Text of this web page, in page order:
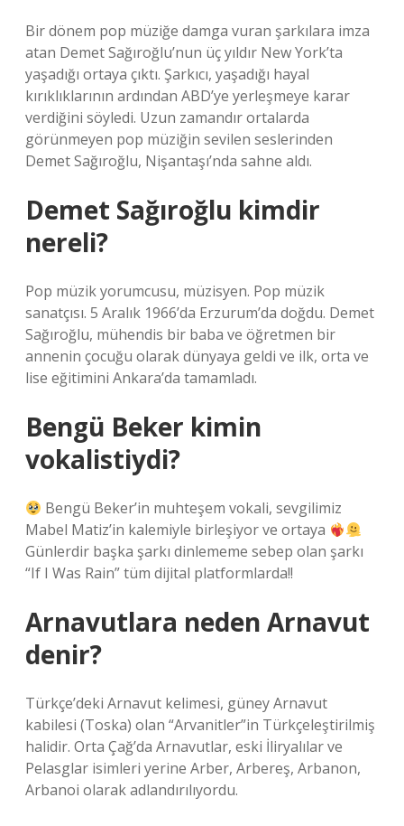
Bir dönem pop müziğe damga vuran şarkılara imza
atan Demet Sağıroğlu’nun üç yıldır New York’ta
yaşadığı ortaya çıktı. Şarkıcı, yaşadığı hayal
kırıklıklarının ardından ABD’ye yerleşmeye karar
verdiğini söyledi. Uzun zamandır ortalarda
görünmeyen pop müziğin sevilen seslerinden
Demet Sağıroğlu, Nişantaşı’nda sahne aldı.
Demet Sağıroğlu kimdir
nereli?
Pop müzik yorumcusu, müzisyen. Pop müzik
sanatçısı. 5 Aralık 1966’da Erzurum’da doğdu. Demet
Sağıroğlu, mühendis bir baba ve öğretmen bir
annenin çocuğu olarak dünyaya geldi ve ilk, orta ve
lise eğitimini Ankara’da tamamladı.
Bengü Beker kimin
vokalistiydi?
Bengü Beker’in muhteşem vokali, sevgilimiz
Mabel Matiz’in kalemiyle birleşiyor ve ortaya
Günlerdir başka şarkı dinlememe sebep olan şarkı
“If I Was Rain” tüm dijital platformlarda!!
Arnavutlara neden Arnavut
denir?
Türkçe’deki Arnavut kelimesi, güney Arnavut
kabilesi (Toska) olan “Arvanitler”in Türkçeleştirilmiş
halidir. Orta Çağ’da Arnavutlar, eski İliryalılar ve
Pelasglar isimleri yerine Arber, Arbereş, Arbanon,
Arbanoi olarak adlandırılıyordu.